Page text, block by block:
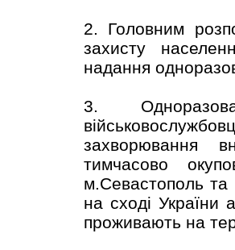
2. Головним
захисту
надання
3.
захворювання
тимчасово
м.Севастополь та
на сході
проживають на